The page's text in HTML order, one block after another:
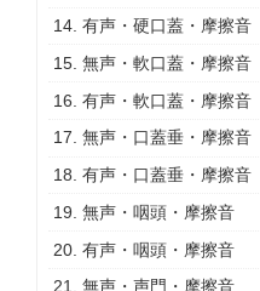
14. 有声・硬口蓋・摩擦音
15. 無声・軟口蓋・摩擦音
16. 有声・軟口蓋・摩擦音
17. 無声・口蓋垂・摩擦音
18. 有声・口蓋垂・摩擦音
19. 無声・咽頭・摩擦音
20. 有声・咽頭・摩擦音
21. 無声・声門・摩擦音